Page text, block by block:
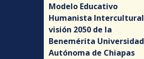
Modelo Educativo
Humanista Intercultural
visión 2050 de la
Benemérita Universidad
Autónoma de Chiapas